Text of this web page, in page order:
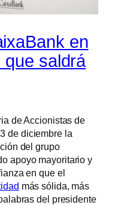
en
que saldrá
de Accionistas de
de diciembre la
del grupo
apoyo mayoritario y
en que el
más sólida, más
del presidente